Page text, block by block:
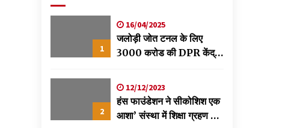
1
16/04/2025
जलोड़ी जोत टनल के लिए
3000 करोड की DPR केंद्र
विक्रमादित्य
2
12/12/2023
हंस फाउंडेशन ने सीकोशिश एक
आशा’ संस्था में शिक्षा ग्रहण कर